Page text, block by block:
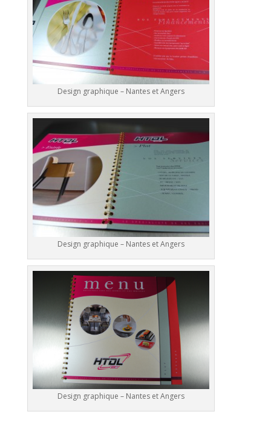
Design graphique – Nantes et Angers
Design graphique – Nantes et Angers
Design graphique – Nantes et Angers